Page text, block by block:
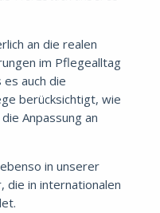
an die realen
im Pflegealltag
auch die
berücksichtigt, wie
Anpassung an
in unserer
die in internationalen